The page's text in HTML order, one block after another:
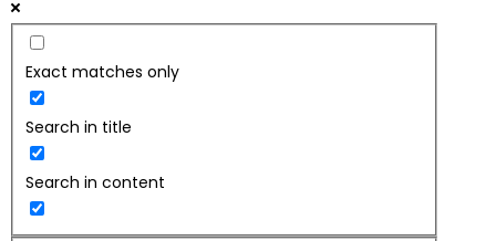
Exact matches only
Search in title
Search in content